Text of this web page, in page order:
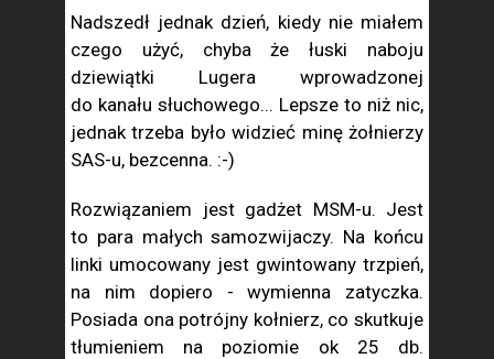
Nadszedł jednak dzień, kiedy nie miałem
czego użyć, chyba że łuski naboju
dziewiątki Lugera wprowadzonej
do kanału słuchowego... Lepsze to niż nic,
jednak trzeba było widzieć minę żołnierzy
SAS-u, bezcenna. :-)
Rozwiązaniem jest gadżet MSM-u. Jest
to para małych samozwijaczy. Na końcu
linki umocowany jest gwintowany trzpień,
na nim dopiero - wymienna zatyczka.
Posiada ona potrójny kołnierz, co skutkuje
tłumieniem na poziomie ok 25 db.